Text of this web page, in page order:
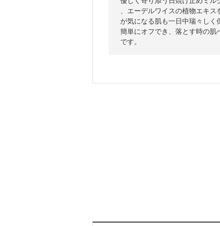
、エーデルワイスの植物エキ
が気になる肌も一日中瑞々し
簡単にオフでき、落とす時の
です。